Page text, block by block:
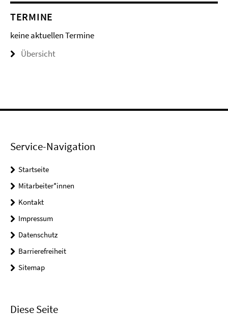
TERMINE
keine aktuellen Termine
Übersicht
Service-Navigation
Startseite
Mitarbeiter*innen
Kontakt
Impressum
Datenschutz
Barrierefreiheit
Sitemap
Diese Seite